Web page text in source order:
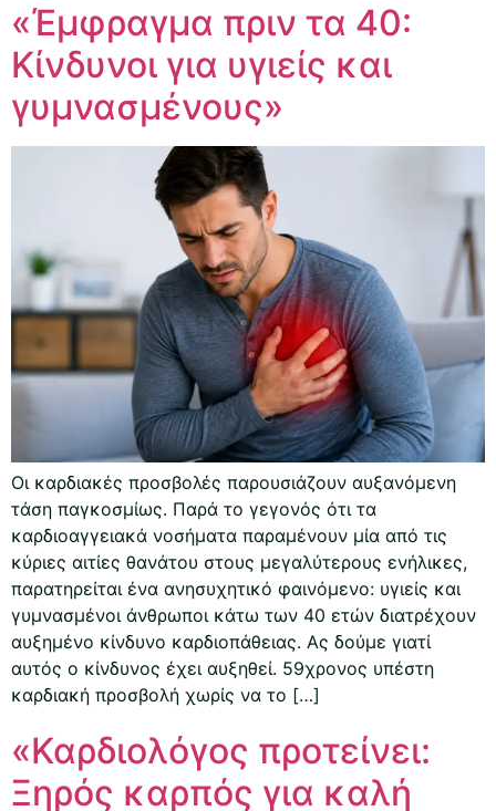
«Έμφραγμα πριν τα 40:
Κίνδυνοι για υγιείς και
γυμνασμένους»
Οι καρδιακές προσβολές παρουσιάζουν αυξανόμενη
τάση παγκοσμίως. Παρά το γεγονός ότι τα
καρδιοαγγειακά νοσήματα παραμένουν μία από τις
κύριες αιτίες θανάτου στους μεγαλύτερους ενήλικες,
παρατηρείται ένα ανησυχητικό φαινόμενο: υγιείς και
γυμνασμένοι άνθρωποι κάτω των 40 ετών διατρέχουν
αυξημένο κίνδυνο καρδιοπάθειας. Ας δούμε γιατί
αυτός ο κίνδυνος έχει αυξηθεί. 59χρονος υπέστη
καρδιακή προσβολή χωρίς να το […]
«Καρδιολόγος προτείνει:
Ξηρός καρπός για καλή